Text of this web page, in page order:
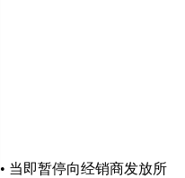
• 当即暂停向经销商发放所